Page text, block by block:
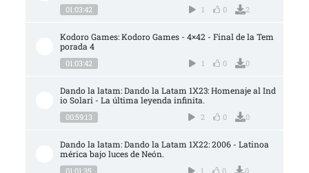
01:03:42 1 0 2
Kodoro Games: Kodoro Games - 4×42 - Final de la Tem
porada 4
01:03:42 1 0 0
Dando la latam: Dando la Latam 1X23: Homenaje al Ind
io Solari - La última leyenda infinita.
00:59:13 2 0 0
Dando la latam: Dando la Latam 1X22: 2006 - Latinoa
mérica bajo luces de Neón.
01:01:35 1 0 0